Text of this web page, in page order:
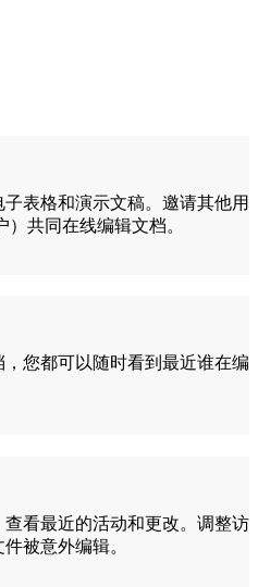
表格和演示文稿。邀请其他用
共同在线编辑文档。
您都可以随时看到最近谁在编
看最近的活动和更改。调整访
被意外编辑。